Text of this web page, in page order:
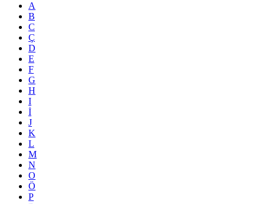
A
B
C
Ç
D
E
F
G
H
I
İ
J
K
L
M
N
O
Ö
P